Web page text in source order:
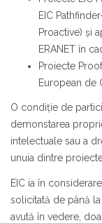
EIC
Proactive) și
ERANET în
Proiecte
European de
O condiție de
demonstarea
intelectuale sau a
unuia dintre
EIC ia în
solicitată de până
avută în vedere,